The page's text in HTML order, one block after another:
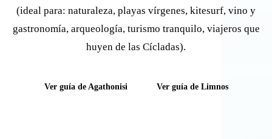
(ideal para: naturaleza, playas vírgenes, kitesurf, vino y
gastronomía, arqueología, turismo tranquilo, viajeros que
huyen de las Cícladas).
Ver guía de Agathonisi Ver guía de Limnos